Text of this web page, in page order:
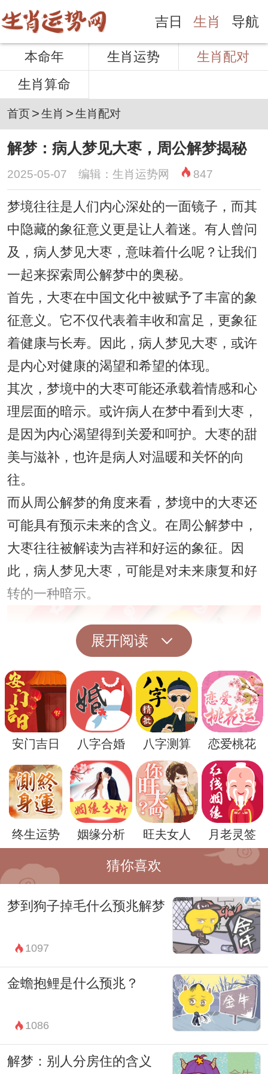
吉日 生肖 导航
本命年 生肖运势
生肖配对
生肖算命
首页>生肖 >生肖配对
解梦：病人梦见大枣，周公解梦揭秘
2025-05-07 编辑：生肖运势网 847
梦境往往是人们内心深处的一面镜子，而其
中隐藏的象征意义更是让人着迷。有人曾问
及，病人梦见大枣，意味着什么呢？让我们
一起来探索周公解梦中的奥秘。
首先，大枣在中国文化中被赋予了丰富的象
征意义。它不仅代表着丰收和富足，更象征
着健康与长寿。因此，病人梦见大枣，或许
是内心对健康的渴望和希望的体现。
其次，梦境中的大枣可能还承载着情感和心
理层面的暗示。或许病人在梦中看到大枣，
是因为内心渴望得到关爱和呵护。大枣的甜
美与滋补，也许是病人对温暖和关怀的向
往。
而从周公解梦的角度来看，梦境中的大枣还
可能具有预示未来的含义。在周公解梦中，
大枣往往被解读为吉祥和好运的象征。因
此，病人梦见大枣，可能是对未来康复和好
转的一种暗示。
然而，梦境的解读因人而异，每个人的经历
和情感都不尽相同。因此，病人梦见大枣的
具体含义还需结合其个人情况来进行综合解
读。
总的来说，梦境是一扇通往内心世界的窗
户，而其中的每一个细节都可能承载着深刻
的意义。病人梦见大枣，或许是一种内心的
呼唤和寄托，也许是对健康和幸福的向往。
而周公解梦则为我们提供了一种解读梦境的
方法，帮助我们更好地理解自己内心的声
音。
展开阅读
安门吉日 八字合婚 八字测算 恋爱桃花
终生运势 姻缘分析 旺夫女人 月老灵签
猜你喜欢
梦到狗子掉毛什么预兆解梦
1097
金蟾抱鲤是什么预兆？
1086
解梦：别人分房住的含义